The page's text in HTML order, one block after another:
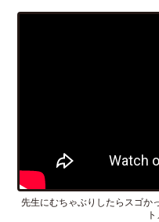
先生にむちゃぶりしたらスゴか